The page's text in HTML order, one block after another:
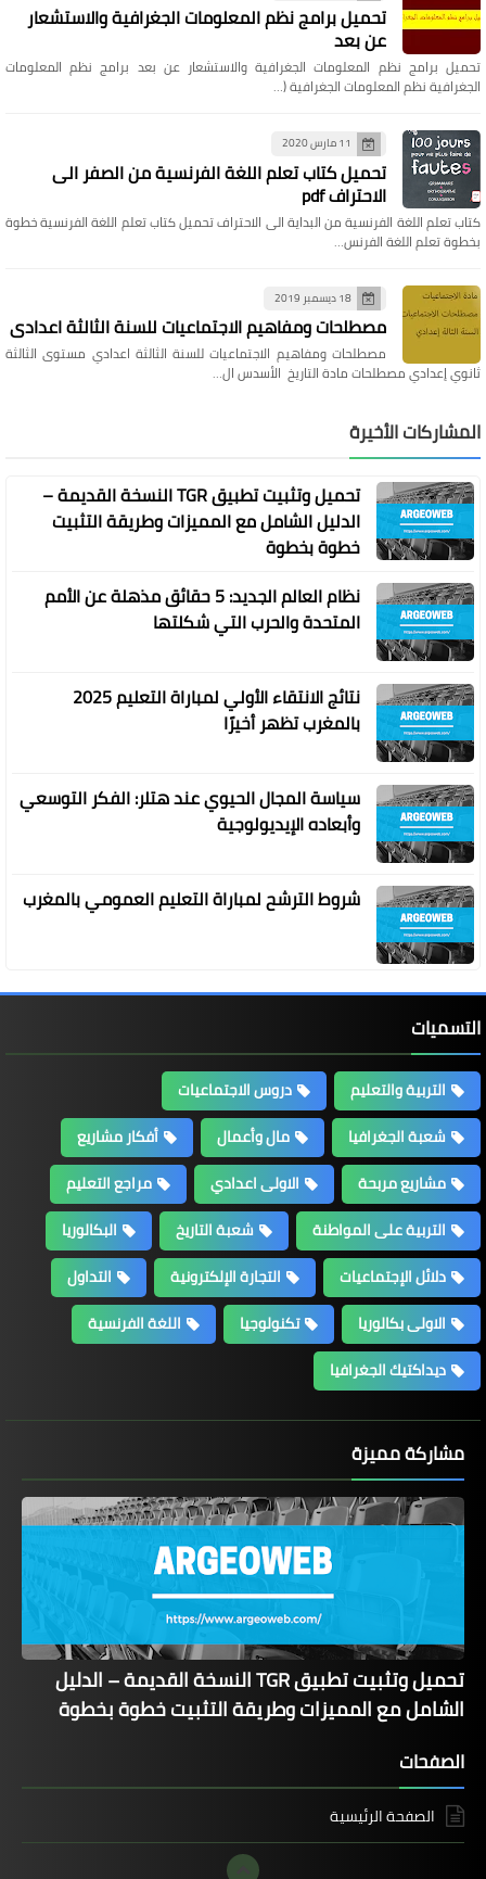
تحميل برامج نظم المعلومات الجغرافية والاستشعار
عن بعد
تحميل برامج نظم المعلومات الجغرافية والاستشعار عن بعد برامج نظم المعلومات
الجغرافية نظم المعلومات الجغرافية (…
11 مارس 2020
تحميل كتاب تعلم اللغة الفرنسية من الصفر الى
الاحتراف pdf
كتاب تعلم اللغة الفرنسية من البداية الى الاحتراف تحميل كتاب تعلم اللغة الفرنسية خطوة
بخطوة تعلم اللغة الفرنس…
18 ديسمبر 2019
مصطلحات ومفاهيم الاجتماعيات للسنة الثالثة اعدادي
مصطلحات ومفاهيم الاجتماعيات للسنة الثالثة اعدادي مستوى الثالثة
ثانوي إعدادي مصطلحات مادة التاريخ الأسدس ال…
المشاركات الأخيرة
تحميل وتثبيت تطبيق TGR النسخة القديمة –
الدليل الشامل مع المميزات وطريقة التثبيت
خطوة بخطوة
نظام العالم الجديد: 5 حقائق مذهلة عن الأمم
المتحدة والحرب التي شكلتها
نتائج الانتقاء الأولي لمباراة التعليم 2025
بالمغرب تظهر أخيرًا
سياسة المجال الحيوي عند هتلر: الفكر التوسعي
وأبعاده الإيديولوجية
شروط الترشح لمباراة التعليم العمومي بالمغرب
التسميات
التربية والتعليم
دروس الاجتماعيات
شعبة الجغرافيا
مال وأعمال
أفكار مشاريع
مشاريع مربحة
الاولى اعدادي
مراجع التعليم
التربية على المواطنة
شعبة التاريخ
البكالوريا
دلائل الإجتماعيات
التجارة الإلكترونية
التداول
الاولى بكالوريا
تكنولوجيا
اللغة الفرنسية
ديداكتيك الجغرافيا
مشاركة مميزة
تحميل وتثبيت تطبيق TGR النسخة القديمة – الدليل
الشامل مع المميزات وطريقة التثبيت خطوة بخطوة
الصفحات
الصفحة الرئيسية